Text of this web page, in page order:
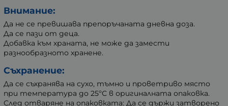
Внимание:
Да не се превишава препоръчаната дневна доза.
Да се пази от деца.
Добавка към храната, не може да замести
разнообразното хранене.
Съхранение:
Да се съхранява на сухо, тъмно и проветриво място
при температура до 25ºС в оригиналната опаковка.
След отваряне на опаковката: Да се държи затворено